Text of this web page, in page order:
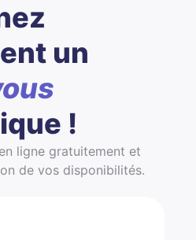
un
!
ligne gratuitement et
de vos disponibilités.